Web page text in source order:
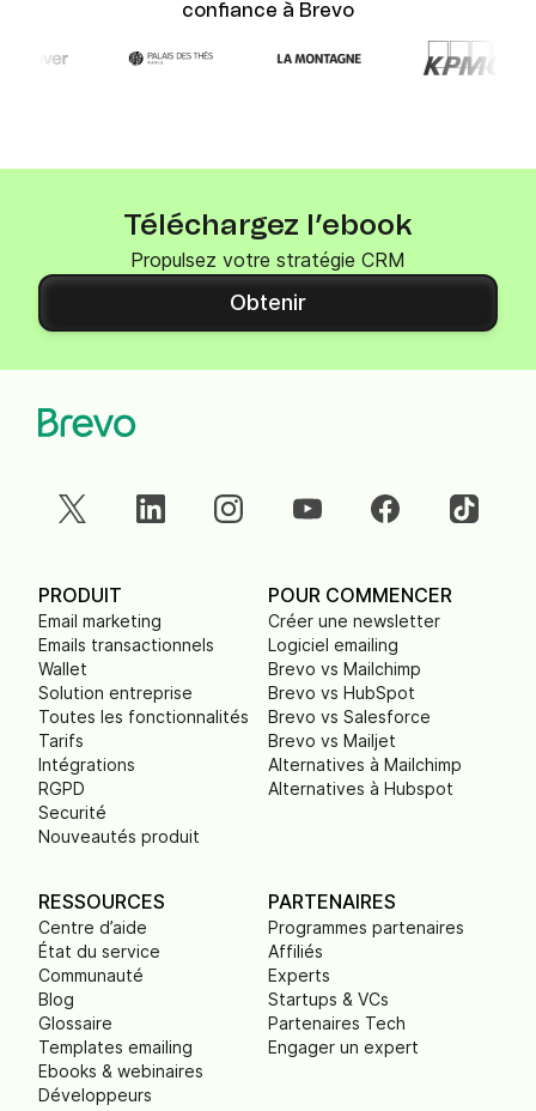
confiance à Brevo
Téléchargez l’ebook
Propulsez votre stratégie CRM
Obtenir
PRODUIT
Email marketing
Emails transactionnels
Wallet
Solution entreprise
Toutes les fonctionnalités
Tarifs
Intégrations
RGPD
Securité
Nouveautés produit
POUR COMMENCER
Créer une newsletter
Logiciel emailing
Brevo vs Mailchimp
Brevo vs HubSpot
Brevo vs Salesforce
Brevo vs Mailjet
Alternatives à Mailchimp
Alternatives à Hubspot
RESSOURCES
Centre d’aide
État du service
Communauté
Blog
Glossaire
Templates emailing
Ebooks & webinaires
Développeurs
PARTENAIRES
Programmes partenaires
Affiliés
Experts
Startups & VCs
Partenaires Tech
Engager un expert